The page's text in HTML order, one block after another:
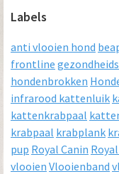
Labels
anti vlooien hond
frontline
hondenbrokken
infrarood kattenluik
kattenkrabpaal
krabpaal krabplank
pup Royal Canin
vlooien Vlooienband